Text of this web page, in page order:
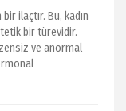
ilaçtır. Bu, kadın
bir türevidir.
ve anormal